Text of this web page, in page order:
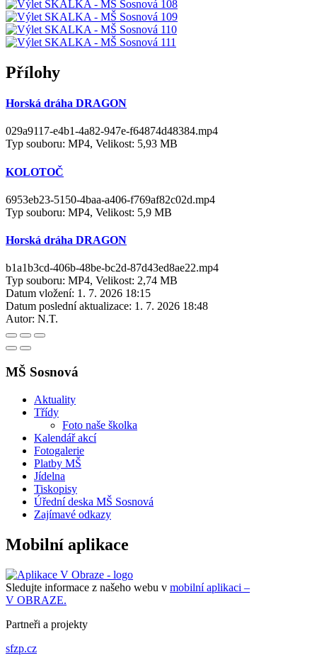
Přílohy
Horská dráha DRAGON
029a9117-e4b1-4a82-947e-f64874d48384.mp4
Typ souboru: MP4, Velikost: 5,93 MB
KOLOTOČ
6953eb23-5150-4baa-a406-f769af82c02d.mp4
Typ souboru: MP4, Velikost: 5,9 MB
Horská dráha DRAGON
b1a1b3cd-406b-48be-bc2d-87d43ed8ae22.mp4
Typ souboru: MP4, Velikost: 2,74 MB
Datum vložení: 1. 7. 2026 18:15
Datum poslední aktualizace: 1. 7. 2026 18:48
Autor: N.T.
MŠ Sosnová
Aktuality
Třídy
Foto naše školka
Kalendář akcí
Fotogalerie
Platby MŠ
Jídelna
Tiskopisy
Úřední deska MŠ Sosnová
Zajímavé odkazy
Mobilní aplikace
Sledujte informace z našeho webu v mobilní aplikaci –
V OBRAZE.
Partneři a projekty
sfzp.cz